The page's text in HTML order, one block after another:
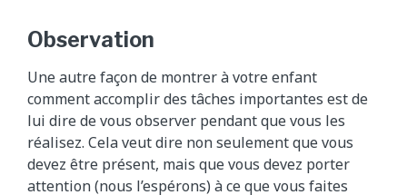
Observation
Une autre façon de montrer à votre enfant
comment accomplir des tâches importantes est de
lui dire de vous observer pendant que vous les
réalisez. Cela veut dire non seulement que vous
devez être présent, mais que vous devez porter
attention (nous l’espérons) à ce que vous faites